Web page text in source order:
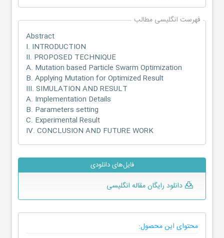
فهرست انگلیسی مطالب
Abstract
I. INTRODUCTION
II. PROPOSED TECHNIQUE
A. Mutation based Particle Swarm Optimization
B. Applying Mutation for Optimized Result
III. SIMULATION AND RESULT
A. Implementation Details
B. Parameters setting
C. Experimental Result
IV. CONCLUSION AND FUTURE WORK
فایل‌های دانلودی
دانلود رایگان مقاله انگلیسی
محتوای این محصول: